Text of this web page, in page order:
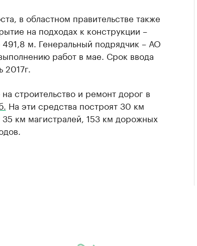
в областном правительстве также
на подходах к конструкции –
м. Генеральный подрядчик – АО
работ в мае. Срок ввода
строительство и ремонт дорог в
На эти средства построят 30 км
км магистралей, 153 км дорожных